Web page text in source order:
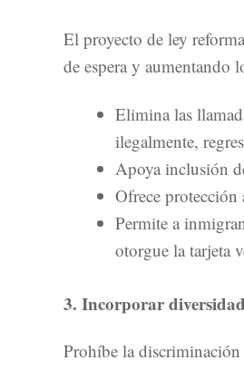
El proyecto de ley
de espera y aumentando
Elimina las
ilegalmente,
Apoya inclusión
Ofrece
Permite a
otorgue la tarjeta
3. Incorporar
Prohíbe la